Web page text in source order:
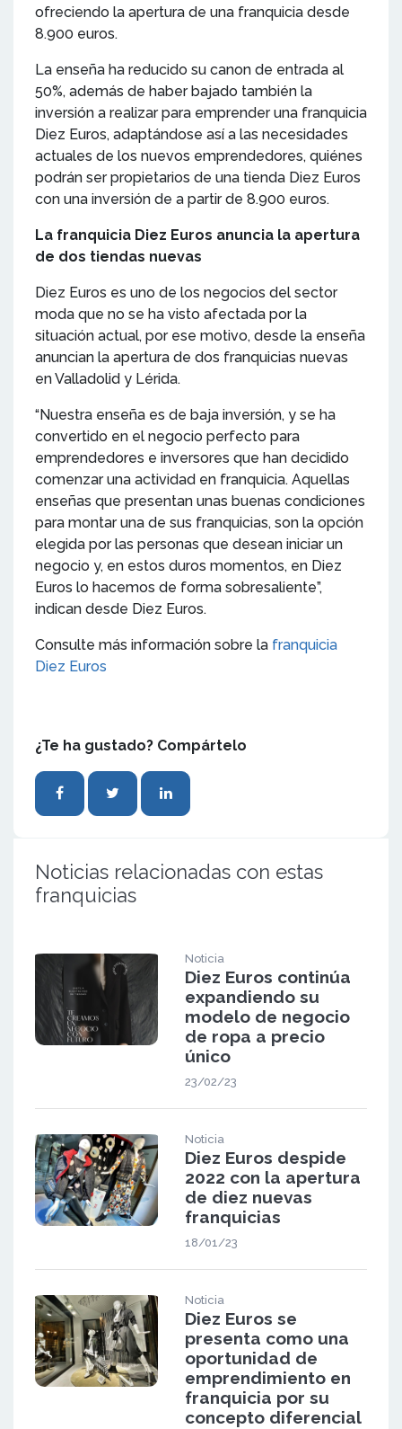
ofreciendo la apertura de una franquicia desde
8.900 euros.
La enseña ha reducido su canon de entrada al
50%, además de haber bajado también la
inversión a realizar para emprender una franquicia
Diez Euros, adaptándose así a las necesidades
actuales de los nuevos emprendedores, quiénes
podrán ser propietarios de una tienda Diez Euros
con una inversión de a partir de 8.900 euros.
La franquicia Diez Euros anuncia la apertura
de dos tiendas nuevas
Diez Euros es uno de los negocios del sector
moda que no se ha visto afectada por la
situación actual, por ese motivo, desde la enseña
anuncian la apertura de dos franquicias nuevas
en Valladolid y Lérida.
“Nuestra enseña es de baja inversión, y se ha
convertido en el negocio perfecto para
emprendedores e inversores que han decidido
comenzar una actividad en franquicia. Aquellas
enseñas que presentan unas buenas condiciones
para montar una de sus franquicias, son la opción
elegida por las personas que desean iniciar un
negocio y, en estos duros momentos, en Diez
Euros lo hacemos de forma sobresaliente”,
indican desde Diez Euros.
Consulte más información sobre la franquicia
Diez Euros
¿Te ha gustado? Compártelo
Noticias relacionadas con estas
franquicias
Noticia
Diez Euros continúa
expandiendo su
modelo de negocio
de ropa a precio
único
23/02/23
Noticia
Diez Euros despide
2022 con la apertura
de diez nuevas
franquicias
18/01/23
Noticia
Diez Euros se
presenta como una
oportunidad de
emprendimiento en
franquicia por su
concepto diferencial